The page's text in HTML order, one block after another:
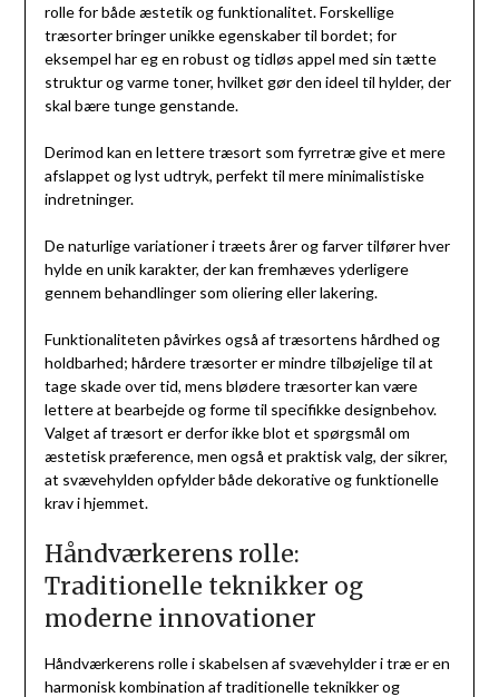
rolle for både æstetik og funktionalitet. Forskellige
træsorter bringer unikke egenskaber til bordet; for
eksempel har eg en robust og tidløs appel med sin tætte
struktur og varme toner, hvilket gør den ideel til hylder, der
skal bære tunge genstande.
Derimod kan en lettere træsort som fyrretræ give et mere
afslappet og lyst udtryk, perfekt til mere minimalistiske
indretninger.
De naturlige variationer i træets årer og farver tilfører hver
hylde en unik karakter, der kan fremhæves yderligere
gennem behandlinger som oliering eller lakering.
Funktionaliteten påvirkes også af træsortens hårdhed og
holdbarhed; hårdere træsorter er mindre tilbøjelige til at
tage skade over tid, mens blødere træsorter kan være
lettere at bearbejde og forme til specifikke designbehov.
Valget af træsort er derfor ikke blot et spørgsmål om
æstetisk præference, men også et praktisk valg, der sikrer,
at svævehylden opfylder både dekorative og funktionelle
krav i hjemmet.
Håndværkerens rolle:
Traditionelle teknikker og
moderne innovationer
Håndværkerens rolle i skabelsen af svævehylder i træ er en
harmonisk kombination af traditionelle teknikker og